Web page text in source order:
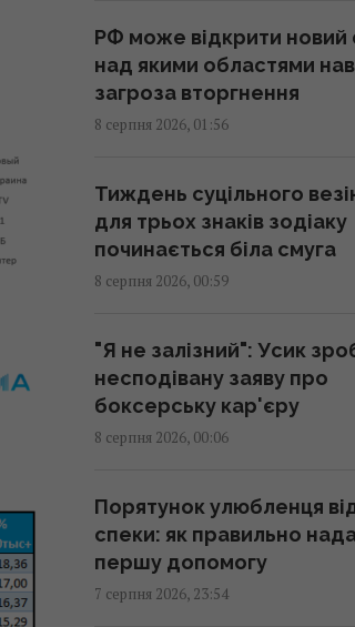
Вчені знайшли молоток зі
слонової кістки віком 500
Зеленський відреагував
ухвалення Сенатом США
23:53 п'ятниця, 07 серпня 2026
Є два варіанти: експерт
23:19 п'ятниця, 07 серпня 2026
Колишньому очільнику
РФ може відкрити новий
над якими областями
загроза вторгнення
8 серпня 2026, 01:56
Тиждень суцільного
для трьох знаків зодіаку
починається біла смуга
8 серпня 2026, 00:59
"Я не залізний": Усик
несподівану заяву про
боксерську кар'єру
8 серпня 2026, 00:06
Порятунок улюбленця
спеки: як правильно
першу допомогу
7 серпня 2026, 23:54